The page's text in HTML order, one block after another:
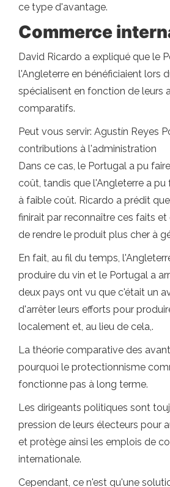
ce type d'avantage.
Commerce
David Ricardo a expliqué que le
l'Angleterre en bénéficiaient lors
spécialisent en fonction de leurs
comparatifs.
Peut vous servir: Agustín Reyes
contributions à l'administration
Dans ce cas, le Portugal a pu
coût, tandis que l'Angleterre a pu
à faible coût. Ricardo a prédit
finirait par reconnaître ces faits et
de rendre le produit plus cher à
En fait, au fil du temps,
produire du vin et le Portugal a
deux pays ont vu que c'était un
d'arrêter leurs efforts pour
localement et, au lieu de cela,.
La théorie comparative des
pourquoi le protectionnisme
fonctionne pas à long terme.
Les dirigeants politiques sont
pression de leurs électeurs pour
et protège ainsi les emplois de
internationale.
Cependant, ce n'est qu'une